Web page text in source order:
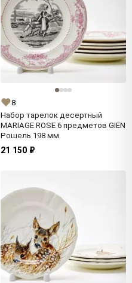
8
Набор тарелок десертный
MARIAGE ROSE 6 предметов GIEN
Рошель 198 мм.
21 150 ₽